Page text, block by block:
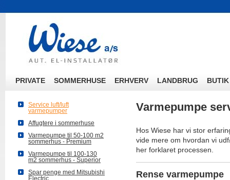
PRIVATE SOMMERHUSE ERHVERV LANDBRUG BUTIK
Service luft/luft
varmepumper
Affugtere i sommerhuse
Varmepumpe til 50-100 m2
sommerhus - Premium
Varmepumpe til 100-130
m2 sommerhus - Superior
Spar penge med Mitsubishi
Electric
Varmepumpe
Hos Wiese har vi stor
vide mere om hvordan vi
her forklaret processen.
Rense varmepumpe